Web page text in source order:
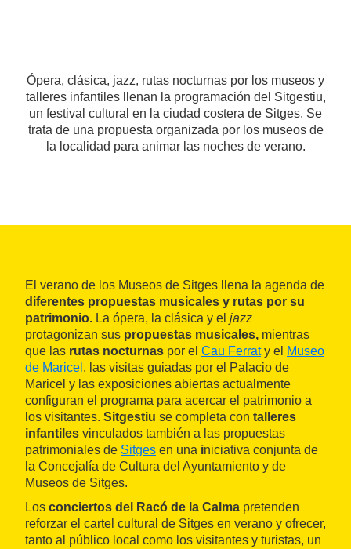
Ópera, clásica, jazz, rutas nocturnas por los museos y
talleres infantiles llenan la programación del Sitgestiu,
un festival cultural en la ciudad costera de Sitges. Se
trata de una propuesta organizada por los museos de
la localidad para animar las noches de verano.
El verano de los Museos de Sitges llena la agenda de
diferentes propuestas musicales y rutas por su
patrimonio. La ópera, la clásica y el jazz
protagonizan sus propuestas musicales, mientras
que las rutas nocturnas por el Cau Ferraty el Museo
de Maricel , las visitas guiadas por el Palacio de
Maricel y las exposiciones abiertas actualmente
configuran el programa para acercar el patrimonio a
los visitantes. Sitgestiu se completa con talleres
infantiles vinculados también a las propuestas
patrimoniales de Sitges en una iniciativa conjunta de
la Concejalía de Cultura del Ayuntamiento y de
Museos de Sitges.
Los conciertos del Racó de la Calma pretenden
reforzar el cartel cultural de Sitges en verano y ofrecer,
tanto al público local como los visitantes y turistas, un